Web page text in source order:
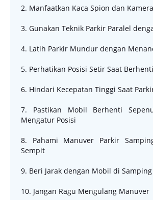
2. Manfaatkan Kaca Spion dan
3. Gunakan Teknik Parkir Paralel
4. Latih Parkir Mundur dengan
5. Perhatikan Posisi Setir Saat Berhenti
6. Hindari Kecepatan Tinggi Saat
7. Pastikan Mobil Berhenti
Mengatur Posisi
8. Pahami Manuver Parkir
Sempit
9. Beri Jarak dengan Mobil di Samping
10. Jangan Ragu Mengulang Manuver